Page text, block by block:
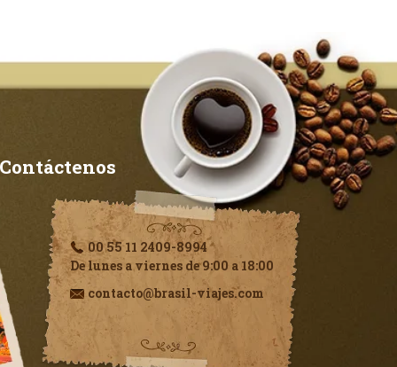
Contáctenos
00 55 11 2409-8994
De lunes a viernes de 9:00 a 18:00
contacto@brasil-viajes.com